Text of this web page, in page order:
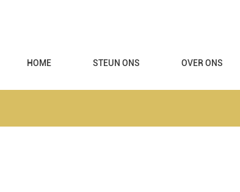
HOME STEUN ONS OVER ONS